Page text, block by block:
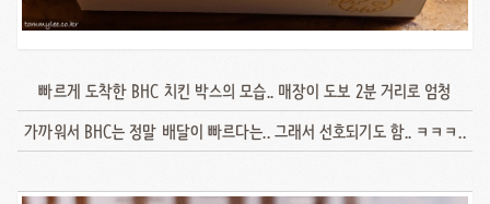
빠르게 도착한 BHC 치킨 박스의 모습.. 매장이 도보 2분 거리로 엄청
가까워서 BHC는 정말 배달이 빠르다는.. 그래서 선호되기도 함.. ㅋㅋㅋ..